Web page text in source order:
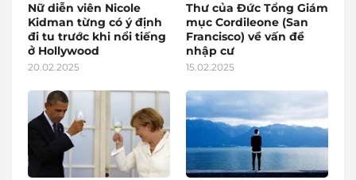
Nữ diễn viên Nicole
Kidman từng có ý định
đi tu trước khi nổi tiếng
ở Hollywood
20.02.2025
Thư của Đức Tổng Giám
mục Cordileone (San
Francisco) về vấn đề
nhập cư
15.02.2025